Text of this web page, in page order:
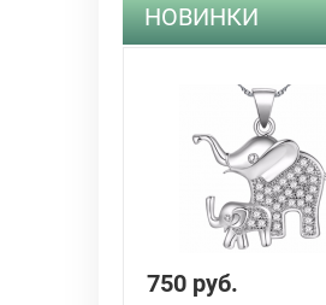
НОВИНКИ
750 руб.